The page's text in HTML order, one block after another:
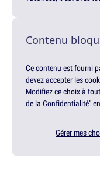
Contenu
Ce contenu est fourni
devez accepter les
Modifiez ce choix à
de la Confidentialité"
Gérer mes